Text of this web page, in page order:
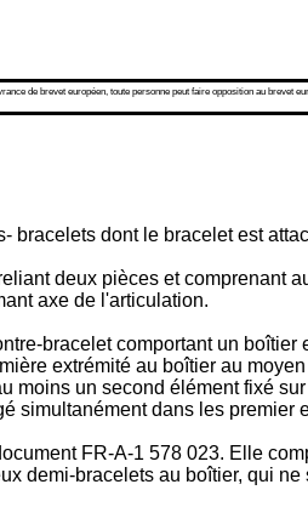
de brevet européen, toute personne peut faire opposition au
bracelets dont le bracelet est
deux pièces et comprenant
axe de l'articulation.
bracelet comportant un
extrémité au boîtier au
moins un second élément fixé
simultanément dans les premier
FR-A-1 578 023. Elle
demi-bracelets au boîtier, qui